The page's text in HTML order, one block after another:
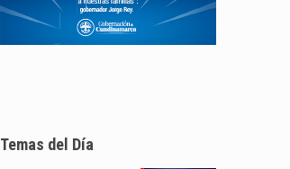
Temas del Día